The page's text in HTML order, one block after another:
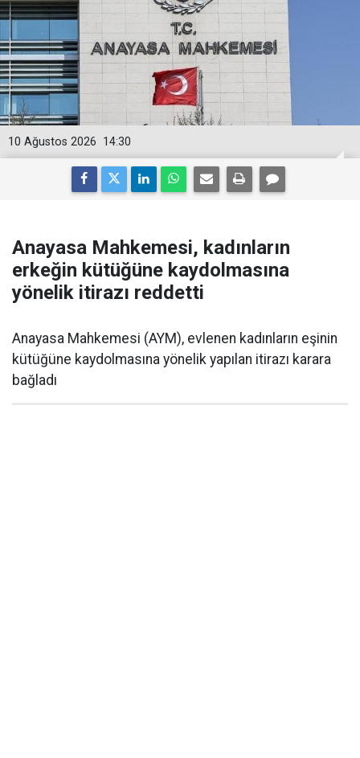
14:30
10 Ağustos 2026
Anayasa Mahkemesi, kadınların
erkeğin kütüğüne kaydolmasına
yönelik itirazı reddetti
Anayasa Mahkemesi (AYM), evlenen kadınların eşinin
kütüğüne kaydolmasına yönelik yapılan itirazı karara
bağladı